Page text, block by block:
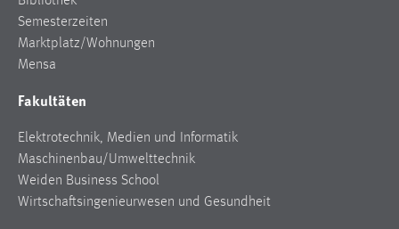
Semesterzeiten
Marktplatz/Wohnungen
Mensa
Fakultäten
Elektrotechnik, Medien und Informatik
Maschinenbau/Umwelttechnik
Weiden Business School
Wirtschaftsingenieurwesen und Gesundheit
Sie tun dies, indem sie Besucher über Websites
hinweg verfolgen.
_gcl_au
Anbieter:
Google Ireland Limited